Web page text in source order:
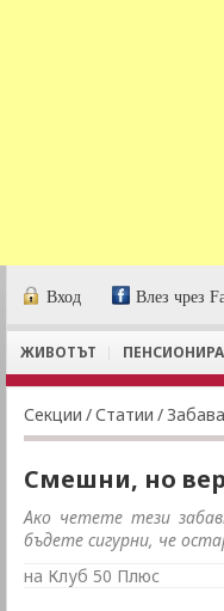
Вход Влез чрез
ЖИВОТЪТ
Секции /Статии / Забава
Смешни, но
Ако четете тези
бъдете сигурни, че
на Клуб 50 Плюс